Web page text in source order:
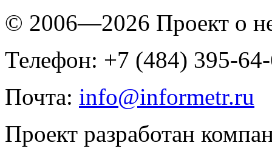
© 2006—2026 Проект о
Телефон: +7 (484) 395-
Почта: info@informetr.ru
Проект разработан